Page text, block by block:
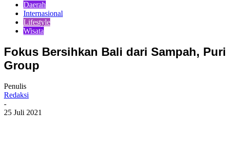
Daerah
Internasional
Lifestyle
Wisata
Fokus Bersihkan Bali dari Sampah,
Group
Penulis
Redaksi
-
25 Juli 2021